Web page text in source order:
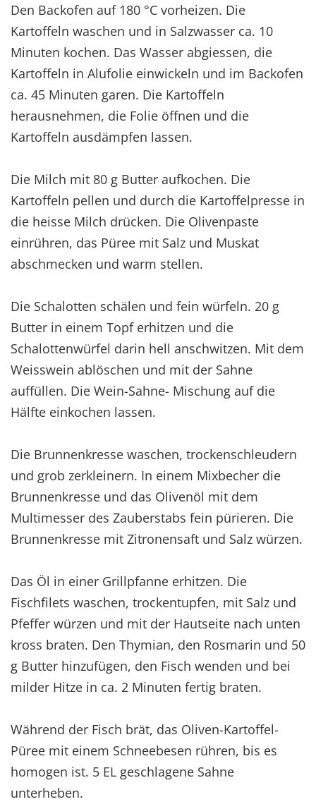
Den Backofen auf 180 °C vorheizen. Die
Kartoffeln waschen und in Salzwasser ca. 10
Minuten kochen. Das Wasser abgiessen, die
Kartoffeln in Alufolie einwickeln und im Backofen
ca. 45 Minuten garen. Die Kartoffeln
herausnehmen, die Folie öffnen und die
Kartoffeln ausdämpfen lassen.
Die Milch mit 80 g Butter aufkochen. Die
Kartoffeln pellen und durch die Kartoffelpresse in
die heisse Milch drücken. Die Olivenpaste
einrühren, das Püree mit Salz und Muskat
abschmecken und warm stellen.
Die Schalotten schälen und fein würfeln. 20 g
Butter in einem Topf erhitzen und die
Schalottenwürfel darin hell anschwitzen. Mit dem
Weisswein ablöschen und mit der Sahne
auffüllen. Die Wein-Sahne- Mischung auf die
Hälfte einkochen lassen.
Die Brunnenkresse waschen, trockenschleudern
und grob zerkleinern. In einem Mixbecher die
Brunnenkresse und das Olivenöl mit dem
Multimesser des Zauberstabs fein pürieren. Die
Brunnenkresse mit Zitronensaft und Salz würzen.
Das Öl in einer Grillpfanne erhitzen. Die
Fischfilets waschen, trockentupfen, mit Salz und
Pfeffer würzen und mit der Hautseite nach unten
kross braten. Den Thymian, den Rosmarin und 50
g Butter hinzufügen, den Fisch wenden und bei
milder Hitze in ca. 2 Minuten fertig braten.
Während der Fisch brät, das Oliven-Kartoffel-
Püree mit einem Schneebesen rühren, bis es
homogen ist. 5 EL geschlagene Sahne
unterheben.